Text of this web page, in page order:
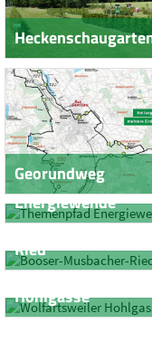
Georundweg
Themenpfad
Energiewende
Booser-
Ried
Wolfartsweiler
Hohlgasse